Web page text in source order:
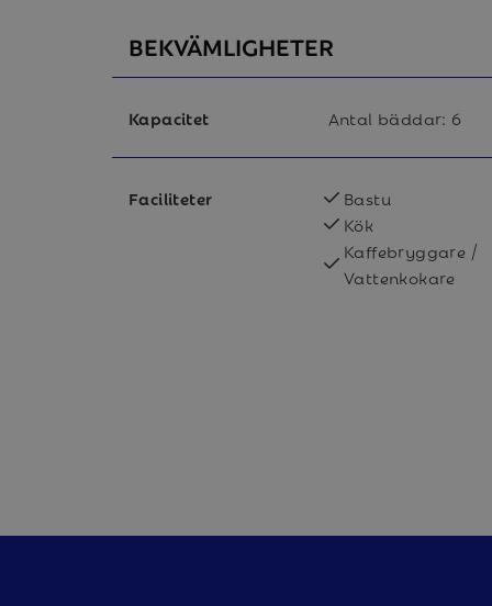
BEKVÄMLIGHETER
Kapacitet Antal bäddar: 6
Faciliteter Bastu
Kök
Kaffebryggare /
Vattenkokare